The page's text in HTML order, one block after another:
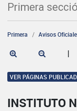
Primera
Primera Avisos
|
VER PÁGINAS
INSTITUTO